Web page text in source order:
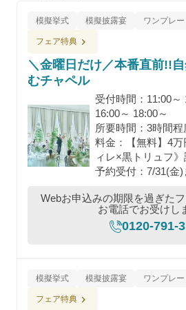
模擬挙式 模擬披露宴 ワンプレ
フェア特典
＼金曜日だけ／本番直前!!
むチャペル
受付時間：11:00～
16:00～ 18:00～
所要時間：3時間程
料金：【無料】4
ィレ×黒トリュフ》
予約受付：7/31(金)
Webお申込みの期限を過ぎたフ
お電話でお受けし
0120-791-
模擬挙式 模擬披露宴 ワンプレ
フェア特典